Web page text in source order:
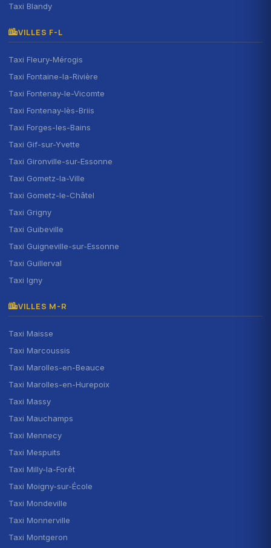
Taxi Blandy
VILLES F-L
Taxi Fleury-Mérogis
Taxi Fontaine-la-Rivière
Taxi Fontenay-le-Vicomte
Taxi Fontenay-lès-Briis
Taxi Forges-les-Bains
Taxi Gif-sur-Yvette
Taxi Gironville-sur-Essonne
Taxi Gometz-la-Ville
Taxi Gometz-le-Châtel
Taxi Grigny
Taxi Guibeville
Taxi Guigneville-sur-Essonne
Taxi Guillerval
Taxi Igny
VILLES M-R
Taxi Maisse
Taxi Marcoussis
Taxi Marolles-en-Beauce
Taxi Marolles-en-Hurepoix
Taxi Massy
Taxi Mauchamps
Taxi Mennecy
Taxi Mespuits
Taxi Milly-la-Forêt
Taxi Moigny-sur-École
Taxi Mondeville
Taxi Monnerville
Taxi Montgeron